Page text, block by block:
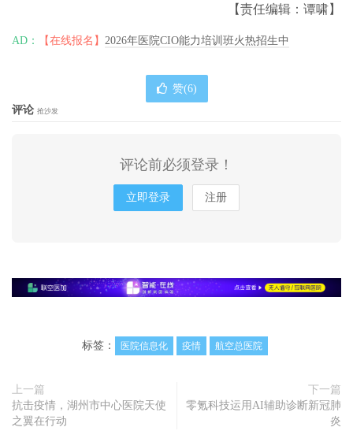
【责任编辑：谭啸】
AD： 【在线报名】 2026年医院CIO能力培训班火热招生中
赞(6)
评论 抢沙发
评论前必须登录！
立即登录 注册
标签： 医院信息化 疫情 航空总医院
上一篇
抗击疫情，湖州市中心医院天使
之翼在行动
下一篇
零氪科技运用AI辅助诊断新冠肺
炎